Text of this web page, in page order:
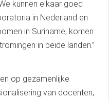
kunnen elkaar goed
in Nederland en
in Suriname, komen
in beide landen.’’
op gezamenlijke
van docenten,